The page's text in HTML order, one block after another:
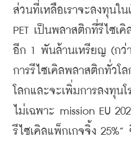
ส่วนที่เหลือเราจะลงทุนใน
PET เป็นพลาสติกที่รีไซเ
อีก 1 พันล้านเหรียญ (กว่า
การรีไซเคิลพลาสติกทั่วโล
โลกและจะเพิ่มการลงทุน
ไม่เฉพาะ mission EU
รีไซเคิลแพ็กเกจจิ้ง 25%”